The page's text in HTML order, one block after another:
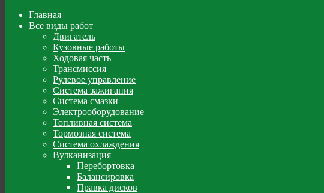
Главная
Все виды работ
Двигатель
Кузовные работы
Ходовая часть
Трансмиссия
Рулевое управление
Система зажигания
Система смазки
Электрооборудование
Топливная система
Тормозная система
Система охлаждения
Вулканизация
Перебортовка
Балансировка
Правка дисков